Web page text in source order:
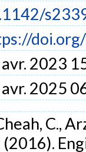
2023
2025
C.,
(2016).